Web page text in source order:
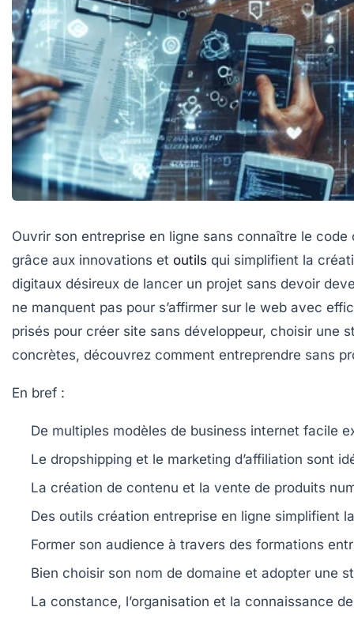
Ouvrir son entreprise en ligne sans connaître le
grâce aux innovations et outils qui simplifient la
digitaux désireux de lancer un projet sans devoir
ne manquent pas pour s’affirmer sur le web avec
prisés pour créer site sans développeur, choisir une
concrètes, découvrez comment entreprendre sans
En bref :
De multiples modèles de business internet facile
Le dropshipping et le marketing d’affiliation sont
La création de contenu et la vente de produits
Des outils création entreprise en ligne simplifient
Former son audience à travers des formations
Bien choisir son nom de domaine et adopter une
La constance, l’organisation et la connaissance